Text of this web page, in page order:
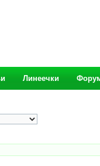
Линеечки